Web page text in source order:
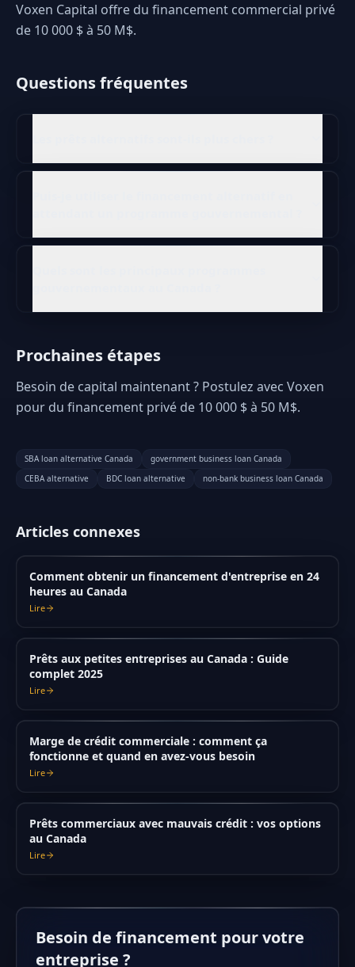
Voxen Capital offre du financement commercial privé
de 10 000 $ à 50 M$.
Questions fréquentes
Prochaines étapes
Besoin de capital maintenant ? Postulez avec Voxen
pour du financement privé de 10 000 $ à 50 M$.
SBA loan alternative Canada
government business loan Canada
CEBA alternative
BDC loan alternative non-bank business loan Canada
Articles connexes
Comment obtenir un financement d'entreprise en 24
heures au Canada
Lire
Prêts aux petites entreprises au Canada : Guide
complet 2025
Lire
Marge de crédit commerciale : comment ça
fonctionne et quand en avez-vous besoin
Lire
Prêts commerciaux avec mauvais crédit : vos options
au Canada
Lire
Besoin de financement pour votre
entreprise ?